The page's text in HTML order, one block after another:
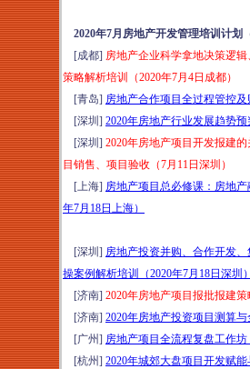
2020年7月房地产开发管理培训计划
[成都] 房地产企业科学拿地决策逻
策略解析培训（2020年7月4日成都）
[青岛] 房地产合作项目全过程管控
[深圳] 2020年房地产行业发展趋势
[深圳] 2020年房地产项目开发报建
目销售、项目验收（7月11日深圳）
[上海] 房地产项目总必修课：房地
年7月18日上海）
[深圳] 房地产投资并购、合作开发
操案例解析培训（2020年7月18日深圳
[济南] 2020年房地产项目报批报建
[济南] 2020年房地产投资项目测算
[广州] 房地产项目全流程复盘工作坊
[杭州] 2020年城郊大盘项目开发赋